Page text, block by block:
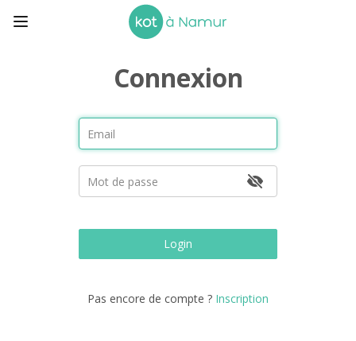
Connexion
Login
Pas encore de compte ? Inscription